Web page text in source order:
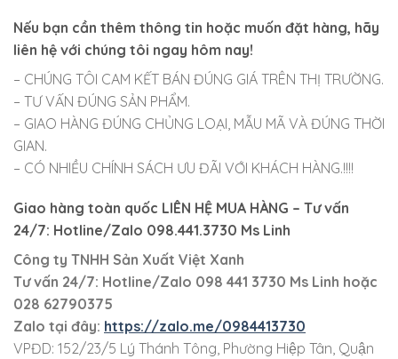
Nếu bạn cần thêm thông tin hoặc muốn đặt hàng, hãy
liên hệ với chúng tôi ngay hôm nay!
– CHÚNG TÔI CAM KẾT BÁN ĐÚNG GIÁ TRÊN THỊ TRƯỜNG.
– TƯ VẤN ĐÚNG SẢN PHẨM.
– GIAO HÀNG ĐÚNG CHỦNG LOẠI, MẪU MÃ VÀ ĐÚNG THỜI
GIAN.
– CÓ NHIỀU CHÍNH SÁCH ƯU ĐÃI VỚI KHÁCH HÀNG.!!!!
Giao hàng toàn quốc LIÊN HỆ MUA HÀNG – Tư vấn
24/7: Hotline/Zalo 098.441.3730 Ms Linh
Công ty TNHH Sản Xuất Việt Xanh
Tư vấn 24/7: Hotline/Zalo 098 441 3730 Ms Linh hoặc
028 62790375
Zalo tại đây: https://zalo.me/0984413730
VPĐD: 152/23/5 Lý Thánh Tông, Phường Hiệp Tân, Quận